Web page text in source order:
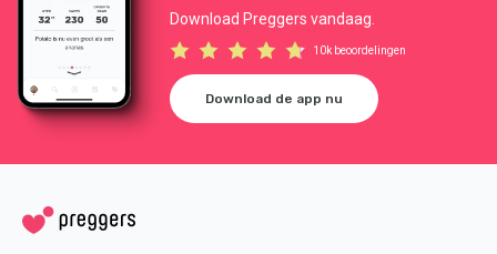
Download Preggers vandaag.
10k beoordelingen
Download de app nu